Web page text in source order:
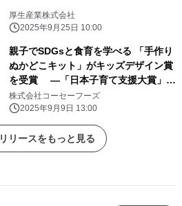
厚生産業株式会社
2025年9月25日 10:00
親子でSDGsと食育を学べる 「手作り
ぬかどこキット」がキッズデザイン賞
を受賞 ―「日本子育て支援大賞」受
賞に続く快挙―
株式会社コーセーフーズ
2025年9月9日 13:00
リースをもっと見る